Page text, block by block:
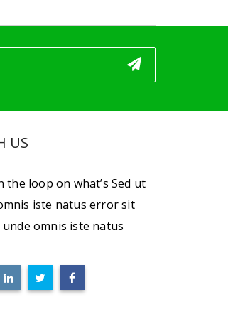
US
the loop on what’s Sed ut
iste natus error sit
omnis iste natus